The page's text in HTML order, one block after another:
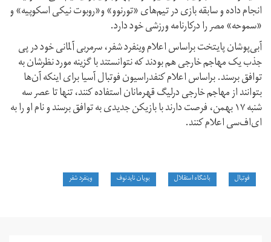
انجام داده و سابقه بازی در تیم‌های «تورنوو» و«روبوت نیکی اسکوپیه» و
«سموحه» مصر را درکارنامه ورزشی خود دارد.
آبی‌پوشان پایتخت براساس اعلام وینفرد شفر، سرمربی آلمانی خود در پی
جذب یک مهاجم خارجی هم بودند که نتوانستند با گزینه مورد نظرشان به
توافق برسند. براساس اعلام کنفدراسیون فوتبال آسیا برای اینکه آن‌ها
بتوانند از مهاجم خارجی درلیگ قهرمانان استفاده کنند، تنها تا عصر سه
شنبه ۱۷ بهمن، فرصت دارند با بازیکن جدیدی به توافق برسند و نام او را به
ای‌اف‌سی اعلام کنند.
فوتبال باشگاه استقلال بویان نایدنوف وینفرد شفر